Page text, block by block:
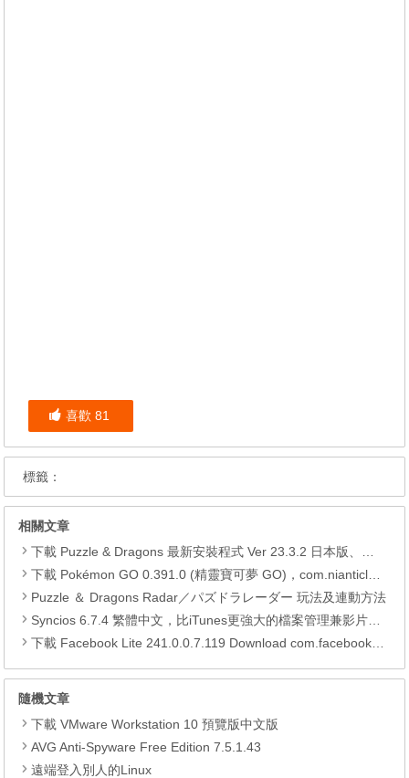
喜歡 81
標籤：
相關文章
下載 Puzzle & Dragons 最新安裝程式 Ver 23.3.2 日本版、港台版… (PAD Radar) (.apk) (.xapk)
下載 Pokémon GO 0.391.0 (精靈寶可夢 GO)，com.nianticlabs.pokemongo (.apk) (.xapk)
Puzzle ＆ Dragons Radar／パズドラレーダー 玩法及連動方法
Syncios 6.7.4 繁體中文，比iTunes更強大的檔案管理兼影片轉檔工具
下載 Facebook Lite 241.0.0.7.119 Download com.facebook.lite APK
隨機文章
下載 VMware Workstation 10 預覽版中文版
AVG Anti-Spyware Free Edition 7.5.1.43
遠端登入別人的Linux